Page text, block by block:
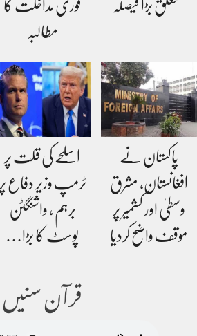
متعلق بڑا فیصلہ
فوری مداخلت کا
مطالبہ
پاکستان نے
افغانستان، مشرق
وسطیٰ اور کشمیر پر
موقف واضح کردیا
اسلحے کی قلت پر
ٹرمپ وزیر دفاع پر
برہم ، واشنگٹن
پوسٹ کا بڑا…
قرآن سنیں